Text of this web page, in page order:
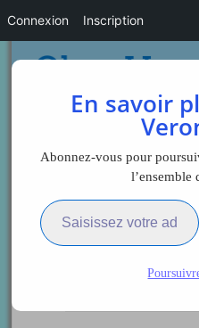
Sidebar
En savoir
Abonnez-vous pour
l’ensemble
Saisissez votre adresse e-mail…
Connexion Inscription